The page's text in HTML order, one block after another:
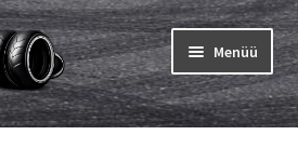
Menüü
Ava